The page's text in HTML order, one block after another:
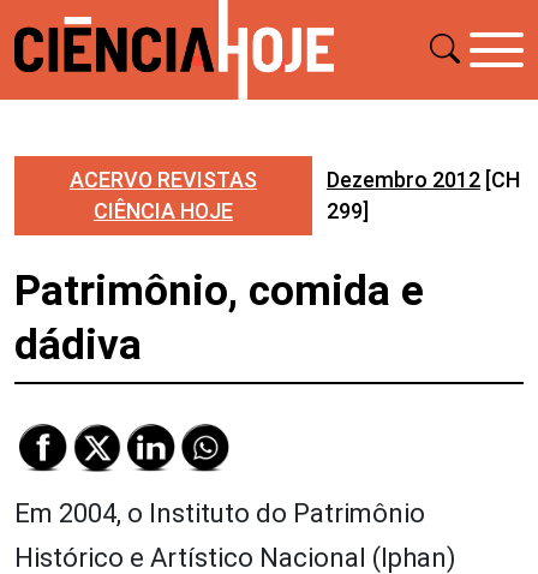
ACERVO REVISTAS
CIÊNCIA HOJE
Dezembro 2012[CH
299]
Patrimônio, comida e
dádiva
Em 2004, o Instituto do Patrimônio
Histórico e Artístico Nacional (Iphan)